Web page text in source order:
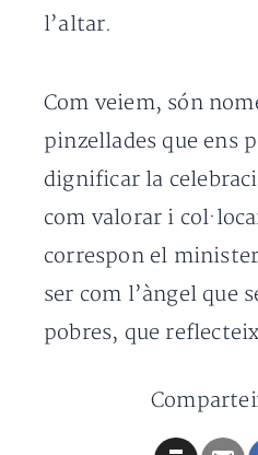
l’altar.
Com veiem, són
pinzellades que ens
dignificar la
com valorar i
correspon el
ser com l’àngel que
pobres, que